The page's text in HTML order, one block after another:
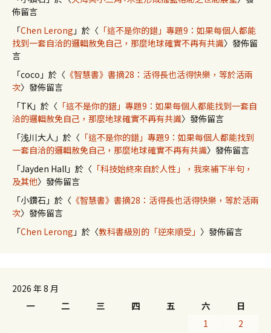
佈留言
「Chen Lerong 」於〈 「這不是你的錯」專題9：如果每個人都能
找到一套自洽的邏輯赦免自己，那麼地球確實不再有共識〉發佈留
言
「coco 」於〈 《智慧書》書摘28：活得長也活得快樂，等於活兩
次〉發佈留言
「TK」於〈 「這不是你的錯」專題9：如果每個人都能找到一套自
洽的邏輯赦免自己，那麼地球確實不再有共識〉發佈留言
「浅川大人 」於〈 「這不是你的錯」專題9：如果每個人都能找到
一套自洽的邏輯赦免自己，那麼地球確實不再有共識〉發佈留言
「Jayden Hall 」於〈 「科技始終來自於人性」，我來補下半句，
及其他〉發佈留言
「小鑽石 」於〈 《智慧書》書摘28：活得長也活得快樂，等於活兩
次〉發佈留言
「Chen Lerong 」於〈教科書級別的「逆來順受」 〉發佈留言
2026 年 8 月
一
二 三 四 五 六
日
1
2